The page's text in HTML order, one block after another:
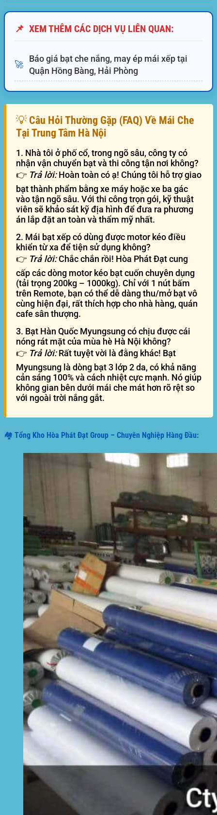
📌 XEM THÊM CÁC DỊCH VỤ LIÊN QUAN:
🚀
Báo giá bạt che nắng, may ép mái xếp tại
Quận Hồng Bàng, Hải Phòng
💡 Câu Hỏi Thường Gặp (FAQ) Về Mái Che
Tại Trung Tâm Hà Nội
1. Nhà tôi ở phố cổ, trong ngõ sâu, công ty có
nhận vận chuyển bạt và thi công tận nơi không?
👉 Trả lời:Hoàn toàn có ạ! Chúng tôi hỗ trợ giao
bạt thành phẩm bằng xe máy hoặc xe ba gác
vào tận ngõ sâu. Với thi công trọn gói, kỹ thuật
viên sẽ khảo sát kỹ địa hình để đưa ra phương
án lắp đặt an toàn và thẩm mỹ nhất.
2. Mái bạt xếp có dùng được motor kéo điều
khiển từ xa để tiện sử dụng không?
👉 Trả lời:Chắc chắn rồi! Hòa Phát Đạt cung
cấp các dòng motor kéo bạt cuốn chuyên dụng
(tải trọng 200kg – 1000kg). Chỉ với 1 nút bấm
trên Remote, bạn có thể dễ dàng thu/mở bạt vô
cùng hiện đại, rất thích hợp cho nhà hàng, quán
cafe sân thượng.
3. Bạt Hàn Quốc Myungsung có chịu được cái
nóng rát mặt của mùa hè Hà Nội không?
👉 Trả lời:Rất tuyệt vời là đằng khác! Bạt
Myungsung là dòng bạt 3 lớp 2 da, có khả năng
cản sáng 100% và cách nhiệt cực mạnh. Nó giúp
không gian bên dưới mái che mát hơn rõ rệt so
với ngoài trời nắng gắt.
🏘️ Tổng Kho Hòa Phát Đạt Group – Chuyên Nghiệp Hàng Đầu: